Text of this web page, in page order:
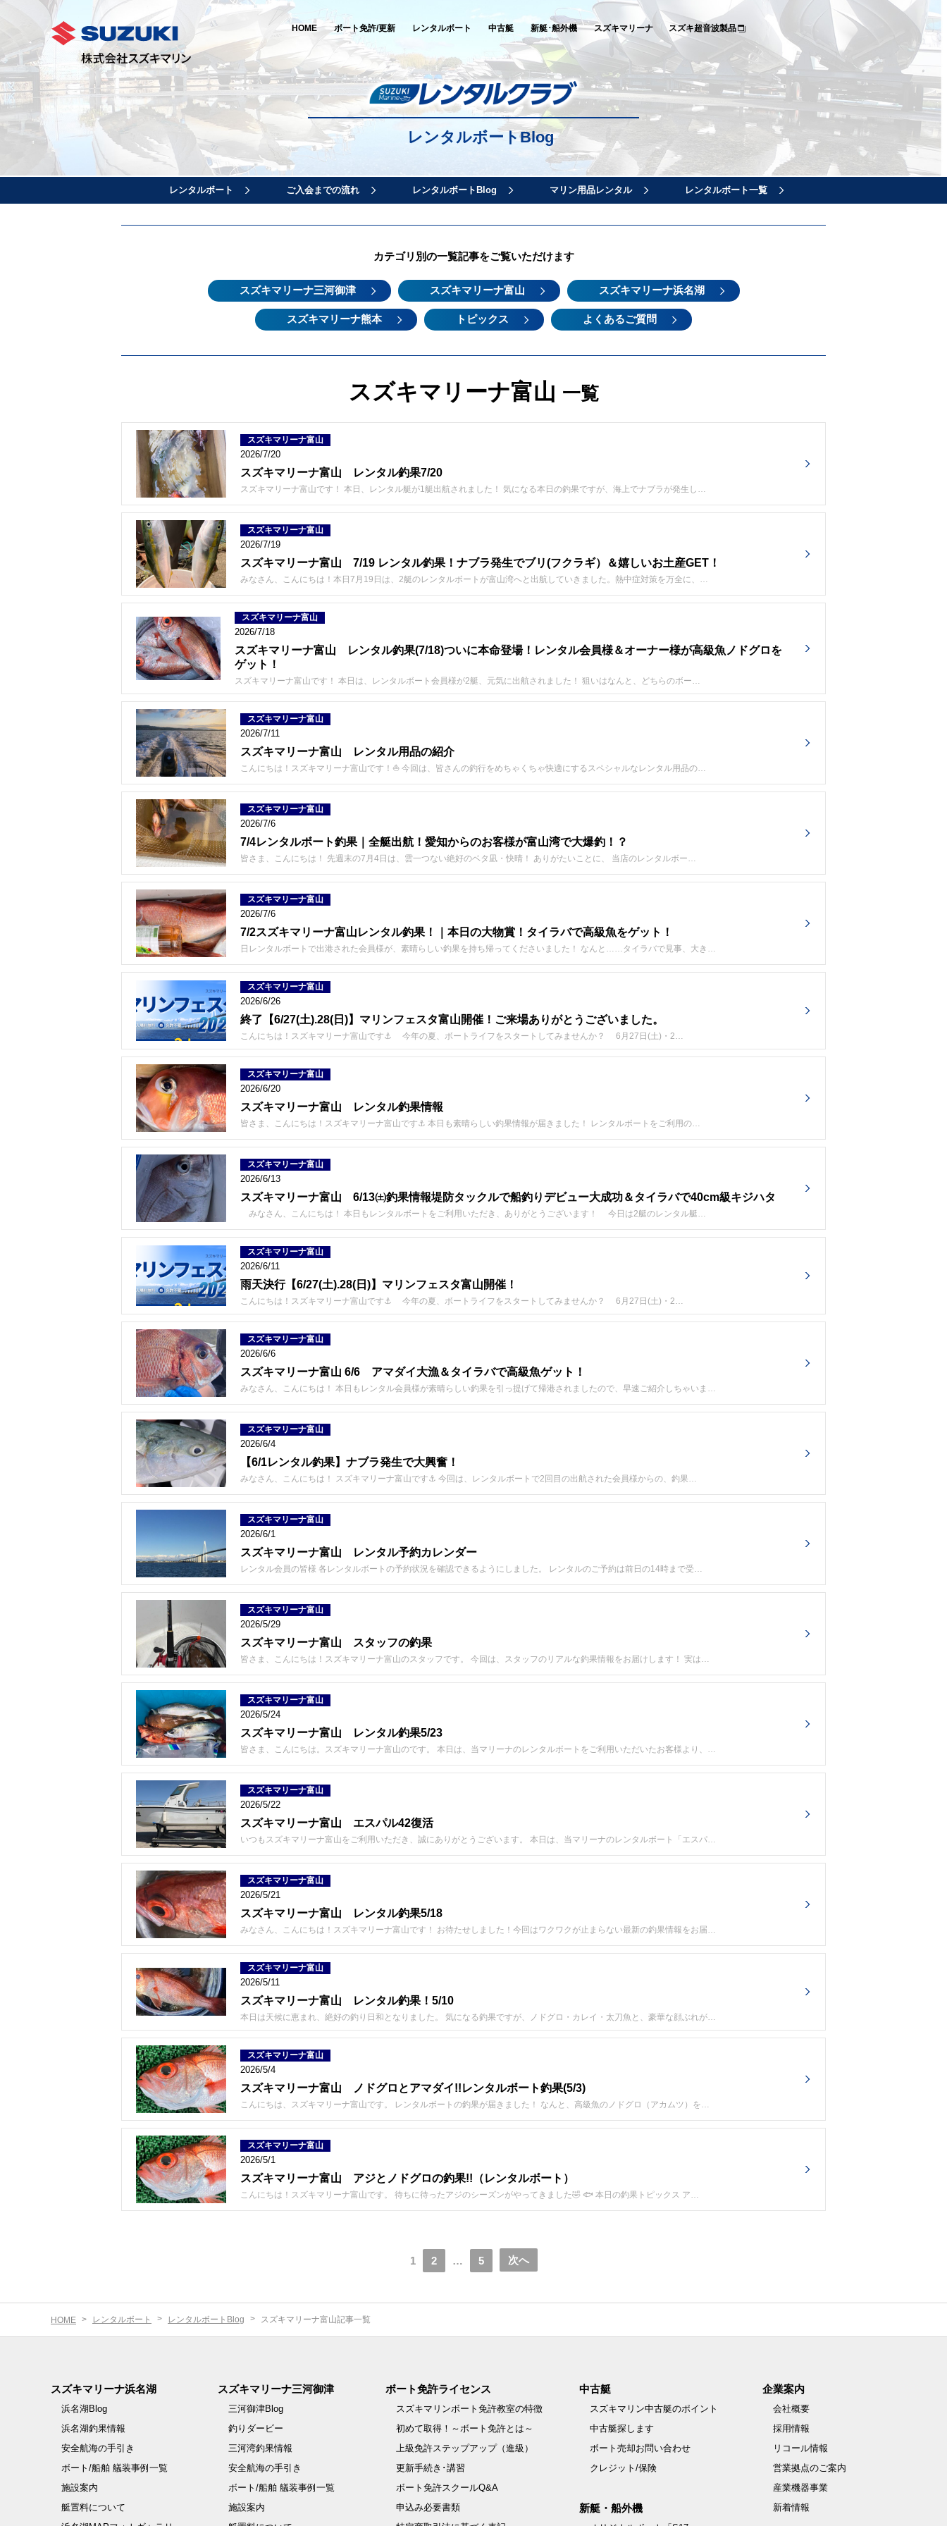
HOME ボート免許/更新 レンタルボート 中古艇 新艇･船外機 スズキマリーナ スズキ超音波製品
レンタルボートBlog
レンタルボート ご入会までの流れ レンタルボートBlog マリン用品レンタル レンタルボート一覧
カテゴリ別の一覧記事をご覧いただけます
スズキマリーナ三河御津 スズキマリーナ富山 スズキマリーナ浜名湖
スズキマリーナ熊本 トピックス よくあるご質問
スズキマリーナ富山 一覧
スズキマリーナ富山
2026/7/20
スズキマリーナ富山 レンタル釣果7/20
スズキマリーナ富山です！ 本日、レンタル艇が1艇出航されました！ 気になる本日の釣果ですが、海上でナブラが発生し…
スズキマリーナ富山
2026/7/19
スズキマリーナ富山 7/19 レンタル釣果！ナブラ発生でブリ(フクラギ）＆嬉しいお土産GET！
みなさん、こんにちは！本日7月19日は、2艇のレンタルボートが富山湾へと出航していきました。熱中症対策を万全に、…
スズキマリーナ富山
2026/7/18
スズキマリーナ富山 レンタル釣果(7/18)ついに本命登場！レンタル会員様＆オーナー様が高級魚ノドグロを
ゲット！
スズキマリーナ富山です！ 本日は、レンタルボート会員様が2艇、元気に出航されました！ 狙いはなんと、どちらのボー…
スズキマリーナ富山
2026/7/11
スズキマリーナ富山 レンタル用品の紹介
こんにちは！スズキマリーナ富山です！⛵️ 今回は、皆さんの釣行をめちゃくちゃ快適にするスペシャルなレンタル用品の…
スズキマリーナ富山
2026/7/6
7/4レンタルボート釣果｜全艇出航！愛知からのお客様が富山湾で大爆釣！？
皆さま、こんにちは！ 先週末の7月4日は、雲一つない絶好のベタ凪・快晴！ ありがたいことに、 当店のレンタルボー…
スズキマリーナ富山
2026/7/6
7/2スズキマリーナ富山レンタル釣果！｜本日の大物賞！タイラバで高級魚をゲット！
日レンタルボートで出港された会員様が、素晴らしい釣果を持ち帰ってくださいました！ なんと……タイラバで見事、大き…
スズキマリーナ富山
2026/6/26
終了【6/27(土).28(日)】マリンフェスタ富山開催！ご来場ありがとうございました。
こんにちは！スズキマリーナ富山です⚓ 今年の夏、ボートライフをスタートしてみませんか？ 6月27日(土)・2…
スズキマリーナ富山
2026/6/20
スズキマリーナ富山 レンタル釣果情報
皆さま、こんにちは！スズキマリーナ富山です⚓️ 本日も素晴らしい釣果情報が届きました！ レンタルボートをご利用の…
スズキマリーナ富山
2026/6/13
スズキマリーナ富山 6/13㈯釣果情報堤防タックルで船釣りデビュー大成功＆タイラバで40cm級キジハタ
みなさん、こんにちは！ 本日もレンタルボートをご利用いただき、ありがとうございます！ 今日は2艇のレンタル艇…
スズキマリーナ富山
2026/6/11
雨天決行【6/27(土).28(日)】マリンフェスタ富山開催！
こんにちは！スズキマリーナ富山です⚓ 今年の夏、ボートライフをスタートしてみませんか？ 6月27日(土)・2…
スズキマリーナ富山
2026/6/6
スズキマリーナ富山 6/6 アマダイ大漁＆タイラバで高級魚ゲット！
みなさん、こんにちは！ 本日もレンタル会員様が素晴らしい釣果を引っ提げて帰港されましたので、早速ご紹介しちゃいま…
スズキマリーナ富山
2026/6/4
【6/1レンタル釣果】ナブラ発生で大興奮！
みなさん、こんにちは！ スズキマリーナ富山です⚓️ 今回は、レンタルボートで2回目の出航された会員様からの、釣果…
スズキマリーナ富山
2026/6/1
スズキマリーナ富山 レンタル予約カレンダー
レンタル会員の皆様 各レンタルボートの予約状況を確認できるようにしました。 レンタルのご予約は前日の14時まで受…
スズキマリーナ富山
2026/5/29
スズキマリーナ富山 スタッフの釣果
皆さま、こんにちは！スズキマリーナ富山のスタッフです。 今回は、スタッフのリアルな釣果情報をお届けします！ 実は…
スズキマリーナ富山
2026/5/24
スズキマリーナ富山 レンタル釣果5/23
皆さま、こんにちは。スズキマリーナ富山のです。 本日は、当マリーナのレンタルボートをご利用いただいたお客様より、…
スズキマリーナ富山
2026/5/22
スズキマリーナ富山 エスパル42復活
いつもスズキマリーナ富山をご利用いただき、誠にありがとうございます。 本日は、当マリーナのレンタルボート「エスパ…
スズキマリーナ富山
2026/5/21
スズキマリーナ富山 レンタル釣果5/18
みなさん、こんにちは！スズキマリーナ富山です！ お待たせしました！今回はワクワクが止まらない最新の釣果情報をお届…
スズキマリーナ富山
2026/5/11
スズキマリーナ富山 レンタル釣果！5/10
本日は天候に恵まれ、絶好の釣り日和となりました。 気になる釣果ですが、ノドグロ・カレイ・太刀魚と、豪華な顔ぶれが…
スズキマリーナ富山
2026/5/4
スズキマリーナ富山 ノドグロとアマダイ!!レンタルボート釣果(5/3)
こんにちは、スズキマリーナ富山です。 レンタルボートの釣果が届きました！ なんと、高級魚のノドグロ（アカムツ）を…
スズキマリーナ富山
2026/5/1
スズキマリーナ富山 アジとノドグロの釣果!!（レンタルボート）
こんにちは！スズキマリーナ富山です。 待ちに待ったアジのシーズンがやってきました🤣 🐟 本日の釣果トピックス ア…
1 2 … 5 次へ
HOME レンタルボート レンタルボートBlog スズキマリーナ富山記事一覧
スズキマリーナ浜名湖
浜名湖Blog
浜名湖釣果情報
安全航海の手引き
ボート/船舶 艤装事例一覧
施設案内
艇置料について
スズキマリーナ三河御津
三河御津Blog
釣りダービー
三河湾釣果情報
安全航海の手引き
ボート/船舶 艤装事例一覧
施設案内
ボート免許ライセンス
スズキマリンボート免許教室の特徴
初めて取得！～ボート免許とは～
上級免許ステップアップ（進級）
更新手続き･講習
ボート免許スクールQ&A
申込み必要書類
中古艇
スズキマリン中古艇のポイント
中古艇探します
ボート売却お問い合わせ
クレジット/保険
新艇・船外機
企業案内
会社概要
採用情報
リコール情報
営業拠点のご案内
産業機器事業
新着情報